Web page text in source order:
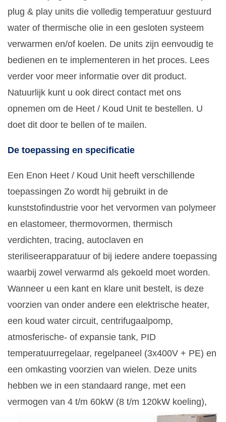
plug & play units die volledig temperatuur gestuurd
water of thermische olie in een gesloten systeem
verwarmen en/of koelen. De units zijn eenvoudig te
bedienen en te implementeren in het proces. Lees
verder voor meer informatie over dit product.
Natuurlijk kunt u ook direct contact met ons
opnemen om de Heet / Koud Unit te bestellen. U
doet dit door te bellen of te mailen.
De toepassing en specificatie
Een Enon Heet / Koud Unit heeft verschillende
toepassingen Zo wordt hij gebruikt in de
kunststofindustrie voor het vervormen van polymeer
en elastomeer, thermovormen, thermisch
verdichten, tracing, autoclaven en
steriliseerapparatuur of bij iedere andere toepassing
waarbij zowel verwarmd als gekoeld moet worden.
Wanneer u een kant en klare unit bestelt, is deze
voorzien van onder andere een elektrische heater,
een koud water circuit, centrifugaalpomp,
atmosferische- of expansie tank, PID
temperatuurregelaar, regelpaneel (3x400V + PE) en
een omkasting voorzien van wielen. Deze units
hebben we in een standaard range, met een
vermogen van 4 t/m 60kW (8 t/m 120kW koeling),